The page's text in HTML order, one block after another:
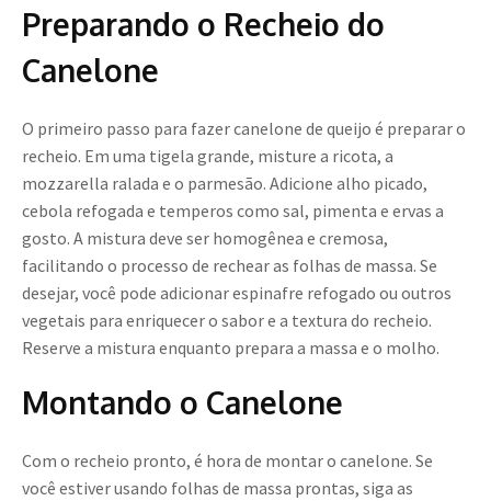
Preparando o Recheio do
Canelone
O primeiro passo para fazer canelone de queijo é preparar o
recheio. Em uma tigela grande, misture a ricota, a
mozzarella ralada e o parmesão. Adicione alho picado,
cebola refogada e temperos como sal, pimenta e ervas a
gosto. A mistura deve ser homogênea e cremosa,
facilitando o processo de rechear as folhas de massa. Se
desejar, você pode adicionar espinafre refogado ou outros
vegetais para enriquecer o sabor e a textura do recheio.
Reserve a mistura enquanto prepara a massa e o molho.
Montando o Canelone
Com o recheio pronto, é hora de montar o canelone. Se
você estiver usando folhas de massa prontas, siga as